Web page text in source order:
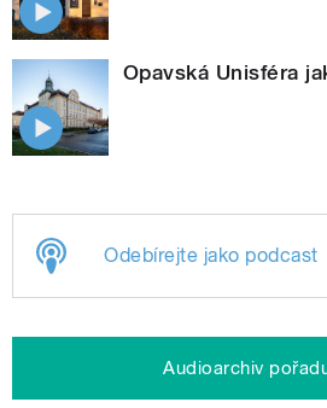
Opavská Unisféra
Odebírejte jako podcast
Audioarchiv